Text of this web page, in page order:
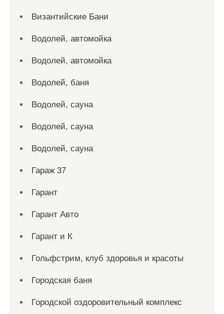
Византийские Бани
Водолей, автомойка
Водолей, автомойка
Водолей, баня
Водолей, сауна
Водолей, сауна
Водолей, сауна
Гараж 37
Гарант
Гарант Авто
Гарант и К
Гольфстрим, клуб здоровья и красоты
Городская баня
Городской оздоровительный комплекс